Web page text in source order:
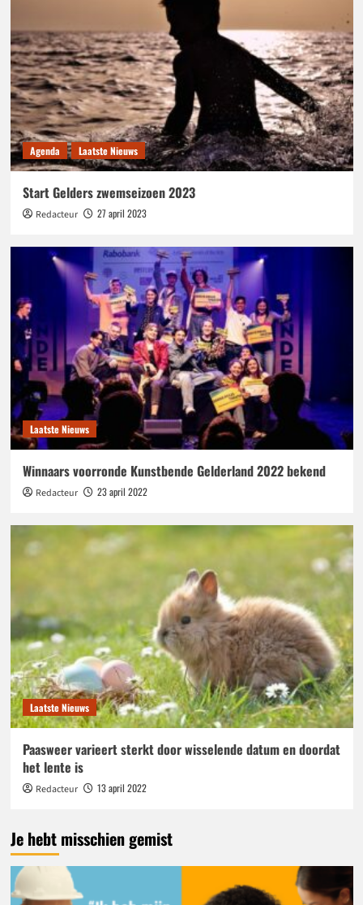
Agenda Laatste Nieuws
Start Gelders zwemseizoen 2023
Redacteur 27 april 2023
Laatste Nieuws
Winnaars voorronde Kunstbende Gelderland 2022 bekend
Redacteur 23 april 2022
Laatste Nieuws
Paasweer varieert sterkt door wisselende datum en doordat
het lente is
Redacteur 13 april 2022
Je hebt misschien gemist